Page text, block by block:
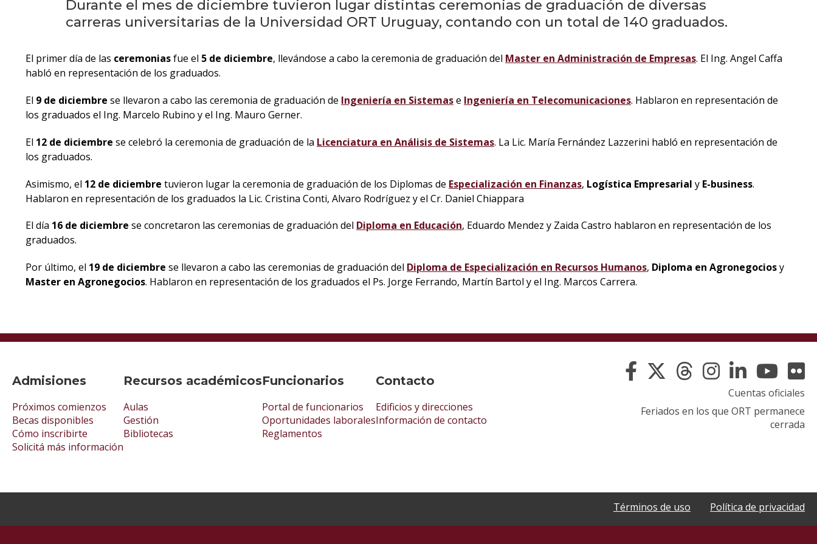
en
Durante el mes de diciembre tuvieron lugar distintas ceremonias de graduación de diversas
carreras universitarias de la Universidad ORT Uruguay, contando con un total de 140 graduados.
El primer día de las ceremoniasfue el 5 de diciembre, llevándose a cabo la ceremonia de graduación del Master en Administración de Empresas. El Ing. Angel Caffa
habló en representación de los graduados.
El 9 de diciembre se llevaron a cabo las ceremonia de graduación de Ingeniería en Sistemase Ingeniería en Telecomunicaciones. Hablaron en representación de
los graduados el Ing. Marcelo Rubino y el Ing. Mauro Gerner.
El 12 de diciembre se celebró la ceremonia de graduación de la Licenciatura en Análisis de Sistemas. La Lic. María Fernández Lazzerini habló en representación de
los graduados.
Asimismo, el 12 de diciembre tuvieron lugar la ceremonia de graduación de los Diplomas de Especialización en Finanzas, Logística Empresarial y E-business.
Hablaron en representación de los graduados la Lic. Cristina Conti, Alvaro Rodríguez y el Cr. Daniel Chiappara
El día 16 de diciembre se concretaron las ceremonias de graduación del Diploma en Educación, Eduardo Mendez y Zaida Castro hablaron en representación de los
graduados.
Por último, el 19 de diciembre se llevaron a cabo las ceremonias de graduación del Diploma de Especialización en Recursos Humanos, Diploma en Agronegociosy
Master en Agronegocios. Hablaron en representación de los graduados el Ps. Jorge Ferrando, Martín Bartol y el Ing. Marcos Carrera.
Admisiones
Próximos comienzos
Becas disponibles
Cómo inscribirte
Solicitá más información
Recursos académicos
Aulas
Gestión
Bibliotecas
Funcionarios
Portal de funcionarios
Oportunidades laborales
Reglamentos
Contacto
Edificios y direcciones
Información de contacto
Cuentas oficiales
Feriados en los que ORT permanece
cerrada
Términos de uso Política de privacidad